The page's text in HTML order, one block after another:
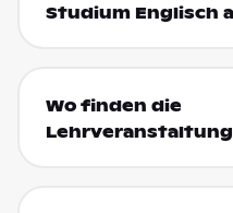
Studium Englisch
Wo finden die